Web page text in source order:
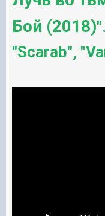
Бой (2018)
''Scarab'',